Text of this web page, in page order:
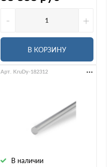
-
+
В КОРЗИНУ
В наличии
Арт. KruDy-182312